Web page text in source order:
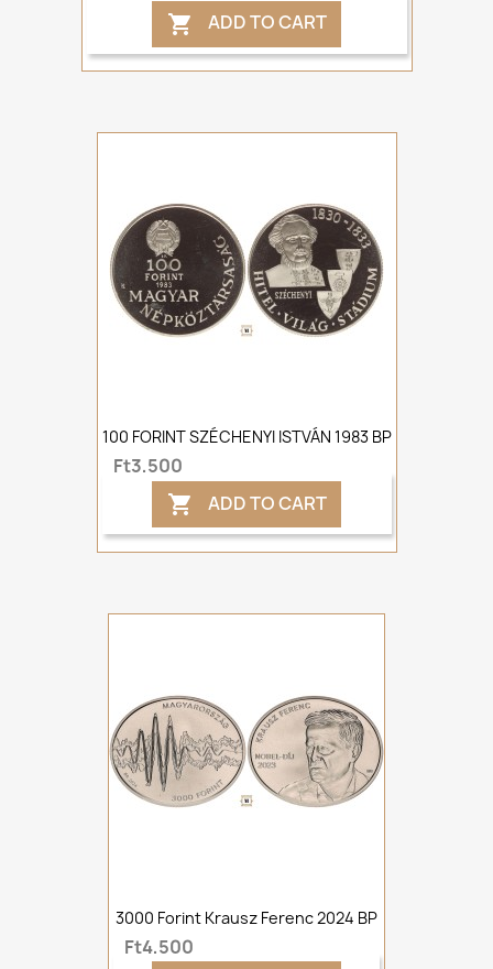
 ADD TO CART
100 FORINT SZÉCHENYI ISTVÁN 1983 BP
Ft3,500
 ADD TO CART
3000 Forint Krausz Ferenc 2024 BP
Ft4,500